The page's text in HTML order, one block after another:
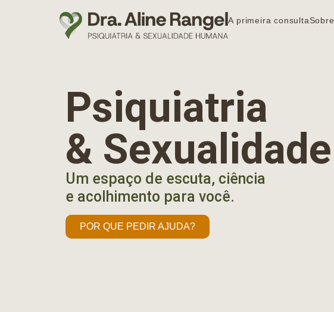
A primeira consultaSobre
Psiquiatria
& Sexualidade
Um espaço de escuta, ciência
e acolhimento para você.
POR QUE PEDIR AJUDA?